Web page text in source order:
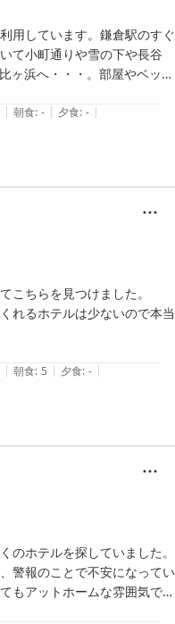
用しています。鎌倉駅のすぐ
て小町通りや雪の下や長谷
ヶ浜へ・・・。部屋やベッド
届いてきれいです。ベランダ
眺望でき、早朝の静かな鎌倉
アウト後も荷物を預かっても
たが、以前3人で泊まった
した。お勧めのホテルです。
| 朝食: - | 夕食: - |
こちらを見つけました。
れるホテルは少ないので本当
って下さり、お部屋も清潔感
が入っててコップも冷やして
ったです。
たいです。
| 朝食: 5 | 夕食: - |
のホテルを探していました。
警報のことで不安になってい
もアットホームな雰囲気で気